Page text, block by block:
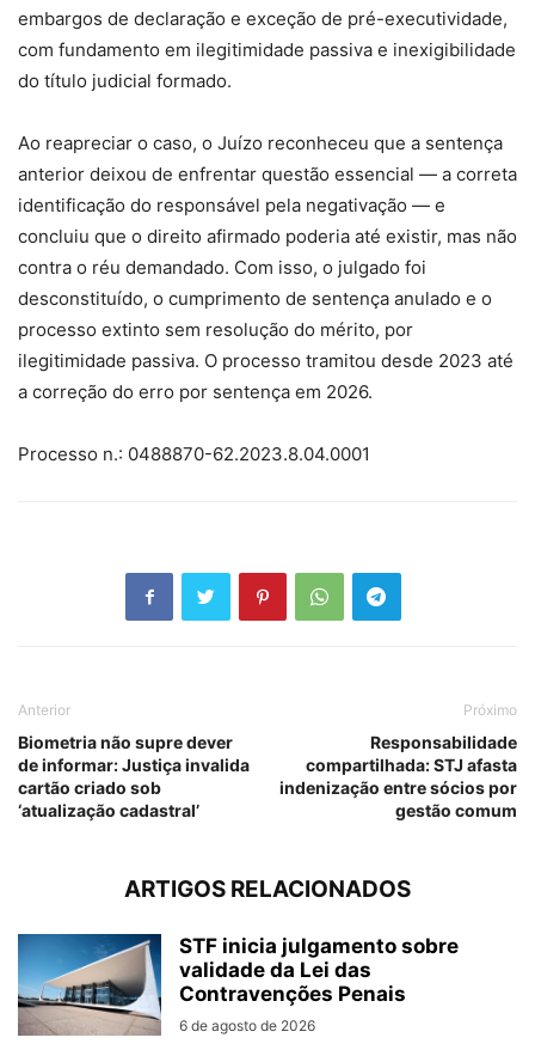
embargos de declaração e exceção de pré-executividade,
com fundamento em ilegitimidade passiva e inexigibilidade
do título judicial formado.
Ao reapreciar o caso, o Juízo reconheceu que a sentença
anterior deixou de enfrentar questão essencial — a correta
identificação do responsável pela negativação — e
concluiu que o direito afirmado poderia até existir, mas não
contra o réu demandado. Com isso, o julgado foi
desconstituído, o cumprimento de sentença anulado e o
processo extinto sem resolução do mérito, por
ilegitimidade passiva. O processo tramitou desde 2023 até
a correção do erro por sentença em 2026.
Processo n.: 0488870-62.2023.8.04.0001
Anterior
Biometria não supre dever
de informar: Justiça invalida
cartão criado sob
‘atualização cadastral’
Próximo
Responsabilidade
compartilhada: STJ afasta
indenização entre sócios por
gestão comum
ARTIGOS RELACIONADOS
STF inicia julgamento sobre
validade da Lei das
Contravenções Penais
6 de agosto de 2026